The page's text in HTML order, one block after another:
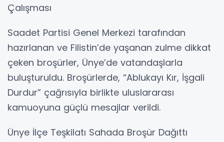
Çalışması
Saadet Partisi Genel Merkezi tarafından
hazırlanan ve Filistin’de yaşanan zulme dikkat
çeken broşürler, Ünye’de vatandaşlarla
buluşturuldu. Broşürlerde, “Ablukayı Kır, İşgali
Durdur” çağrısıyla birlikte uluslararası
kamuoyuna güçlü mesajlar verildi.
Ünye İlçe Teşkilatı Sahada Broşür Dağıttı